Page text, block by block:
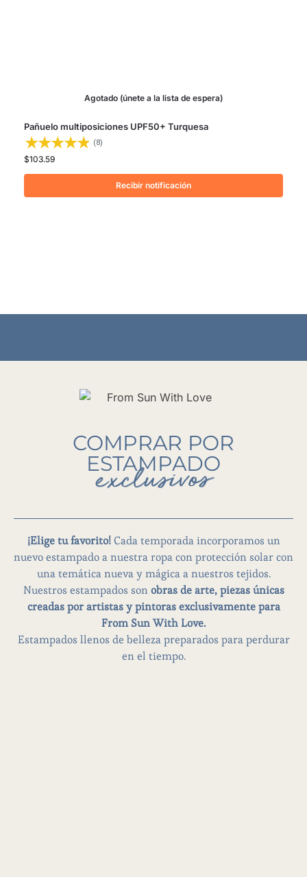
Agotado (únete a la lista de espera)
Pañuelo multiposiciones UPF50+ Turquesa
(8)
$103.59
Recibir notificación
COMPRAR POR
ESTAMPADO
exclusivos
¡Elige tu favorito!Cada temporada incorporamos un
nuevo estampado a nuestra ropa con protección solar con
una temática nueva y mágica a nuestros tejidos.
Nuestros estampados sonobras de arte, piezas únicas
creadas por artistas y pintoras exclusivamente para
From Sun With Love.
Estampados llenos de belleza preparados para perdurar
en el tiempo.